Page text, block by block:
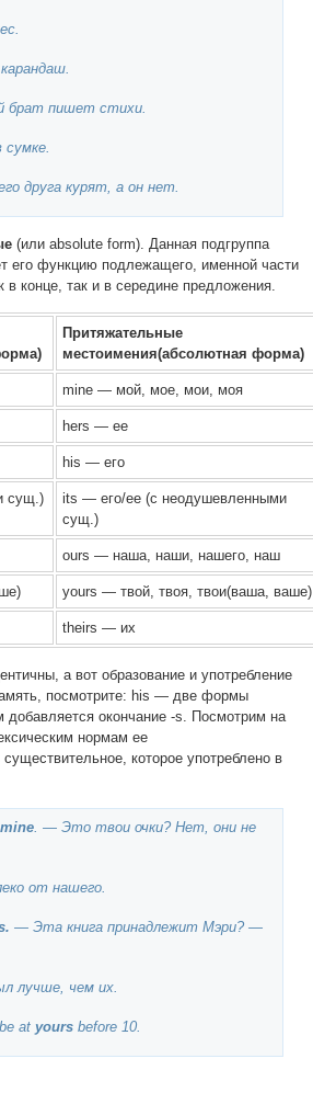
брат пишет стихи.
друга курят, а он нет.
(или absolute form). Данная подгруппа
его функцию подлежащего, именной части
в конце, так и в середине предложения.
Притяжательные
местоимения(абсолютная форма)
mine — мой, мое, мои, моя
hers — ее
his — его
сущ.)
its — его/ее (с неодушевленными
сущ.)
ours — наша, наши, нашего, наш
yours — твой, твоя, твои(ваша, ваше)
theirs — их
а вот образование и употребление
посмотрите: his — две формы
окончание -s. Посмотрим на
нормам ее
которое употреблено в
mine. — Это твои очки? Нет, они не
от нашего.
— Эта книга принадлежит Мэри? —
лучше, чем их.
at yours before 10.